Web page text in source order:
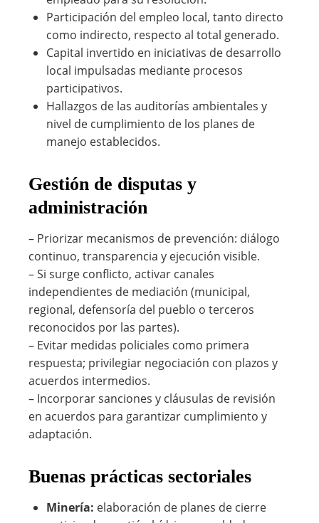
Participación del empleo local, tanto directo
como indirecto, respecto al total generado.
Capital invertido en iniciativas de desarrollo
local impulsadas mediante procesos
participativos.
Hallazgos de las auditorías ambientales y
nivel de cumplimiento de los planes de
manejo establecidos.
Gestión de disputas y
administración
– Priorizar mecanismos de prevención: diálogo
continuo, transparencia y ejecución visible.
– Si surge conflicto, activar canales
independientes de mediación (municipal,
regional, defensoría del pueblo o terceros
reconocidos por las partes).
– Evitar medidas policiales como primera
respuesta; privilegiar negociación con plazos y
acuerdos intermedios.
– Incorporar sanciones y cláusulas de revisión
en acuerdos para garantizar cumplimiento y
adaptación.
Buenas prácticas sectoriales
Minería: elaboración de planes de cierre